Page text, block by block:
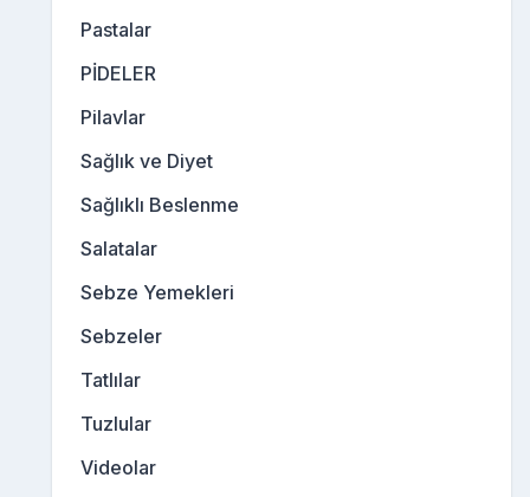
Pastalar
PİDELER
Pilavlar
Sağlık ve Diyet
Sağlıklı Beslenme
Salatalar
Sebze Yemekleri
Sebzeler
Tatlılar
Tuzlular
Videolar